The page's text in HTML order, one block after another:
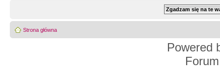
Strona główna
Powered